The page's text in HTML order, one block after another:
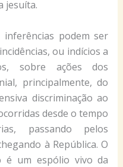
jesuíta.
inferências podem ser
ou indícios a
sobre ações dos
principalmente, do
discriminação ao
desde o tempo
passando pelos
à República. O
é um espólio vivo da